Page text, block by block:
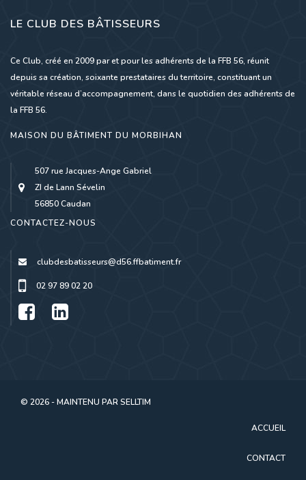
LE CLUB DES BÂTISSEURS
Ce Club, créé en 2009 par et pour les adhérents de la FFB 56, réunit
depuis sa création, soixante prestataires du territoire, constituant un
véritable réseau d’accompagnement, dans le quotidien des adhérents de
la FFB 56.
MAISON DU BÂTIMENT DU MORBIHAN
507 rue Jacques-Ange Gabriel
ZI de Lann Sévelin
56850 Caudan
CONTACTEZ-NOUS
clubdesbatisseurs@d56.ffbatiment.fr
02 97 89 02 20
© 2026 - MAINTENU PARSELLTIM
ACCUEIL
CONTACT